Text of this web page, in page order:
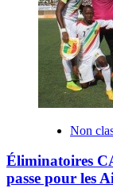
Non
Éliminatoires
passe pour les